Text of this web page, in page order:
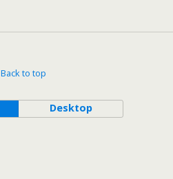
Back to top
Desktop